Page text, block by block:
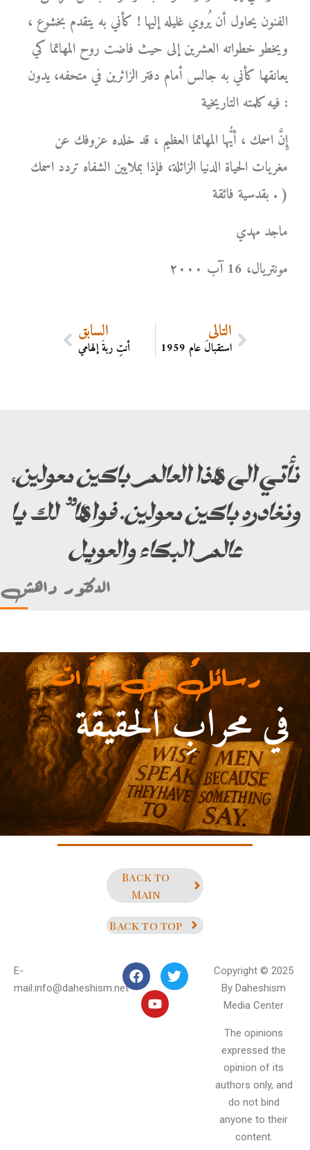
الفنون يحاول أن يُروي غليله إليها ! كأني به يتقدم بخشوع ،
ويخطو خطواته العشرين إلى حيث فاضت روح المهاتما كي
يعانقها كأني به جالس أمام دفتر الزائرين في متحفه، يدون
فيه كلمته التاريخية :
إِنَّ اسمك ، أيُّها المهاتما العظيم ، قد خلده عزوفك عن
مغريات الحياة الدنيا الزائلة، فإذا بملايين الشفاه تردد اسمك
بقدسية فائقة . )
ماجد مهدي
مونتریال، 16 آب ۲۰۰۰
السابق
أنتِ ربةُ إلهامي
التالي
استقبالُ عام 1959
نأتي الى هذا العالم باكين معولين،
ونغادره باكين معولين. فواها” لك يا
عالم البكاء والعويل
الدكتور داهش
في محرابِ الحقيقة
علي بن أبي طالب)
رسائلٌ الى الذَّ ات
Back to
Main
Back to top
E-
mail:info@daheshism.net
Copyright © 2025
By Daheshism
Media Center
The opinions
expressed the
opinion of its
authors only, and
do not bind
anyone to their
content.